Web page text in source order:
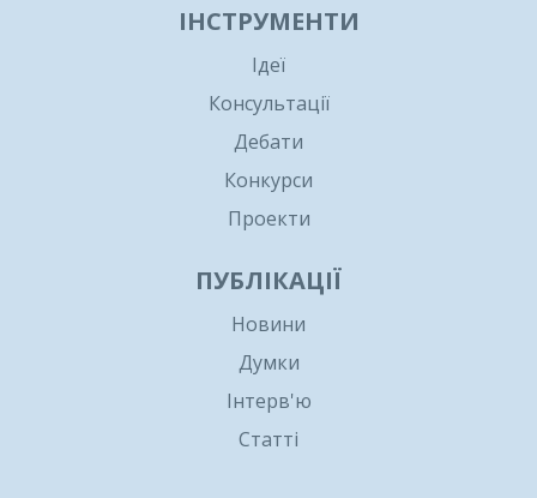
ІНСТРУМЕНТИ
Ідеї
Консультації
Дебати
Конкурси
Проекти
ПУБЛІКАЦІЇ
Новини
Думки
Інтерв'ю
Статті